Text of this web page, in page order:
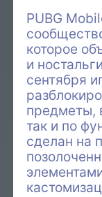
PUBG
которое
и
сентября
предметы,
так и по
сделан на